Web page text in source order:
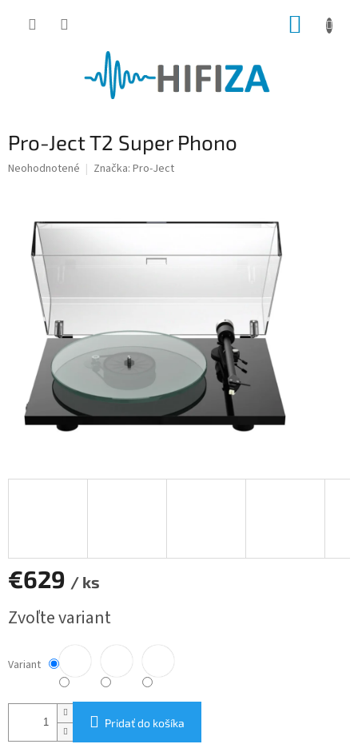
Pro-Ject T2 Super Phono
Priemerné
hviezdičiek.
Neohodnotené Značka: Pro-Ject
€629 / ks
cena:
Zvoľte variant
Variant
Pridať do košíka